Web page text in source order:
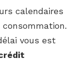
calendaires
consommation.
vous est